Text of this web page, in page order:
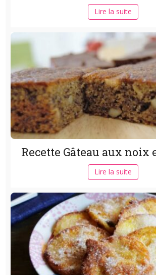
Lire la suite
Recette Gâteau aux noix
Lire la suite